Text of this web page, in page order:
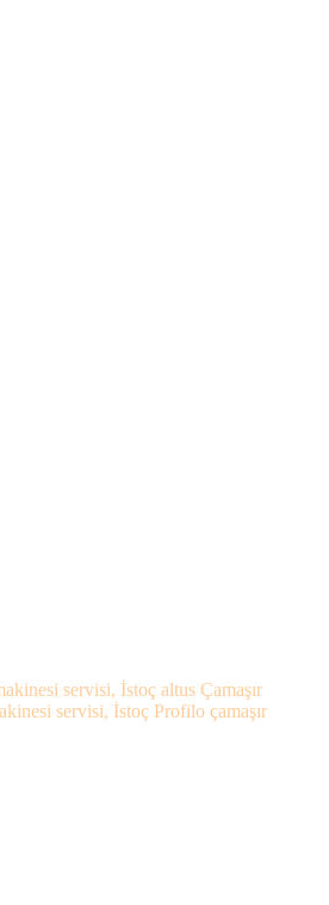
servisi, İstoç altus Çamaşır
servisi, İstoç Profilo çamaşır